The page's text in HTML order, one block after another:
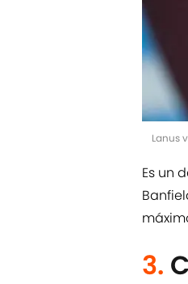
Lanus
Es un
3.